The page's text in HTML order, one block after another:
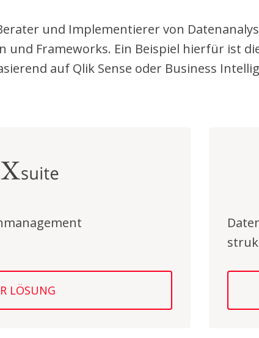
und Implementierer von
und Frameworks. Ein Beispiel hierfür ist
auf Qlik Sense oder Business
LÖSUNG